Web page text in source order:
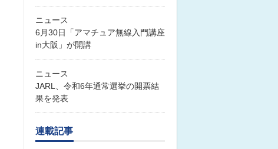
ニュース
6月30日「アマチュア無線入門講座
in大阪」が開講
ニュース
JARL、令和6年通常選挙の開票結
果を発表
連載記事